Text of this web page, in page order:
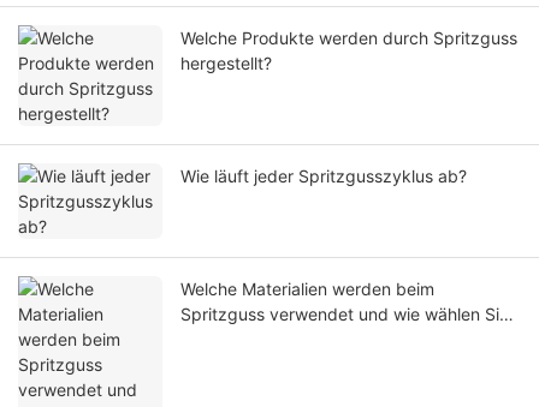
Welche Produkte werden durch Spritzguss
hergestellt?
Wie läuft jeder Spritzgusszyklus ab?
Welche Materialien werden beim
Spritzguss verwendet und wie wählen Sie